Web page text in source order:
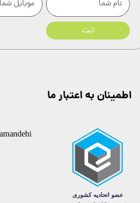
ثبت
اطمینان به اعتبار ما